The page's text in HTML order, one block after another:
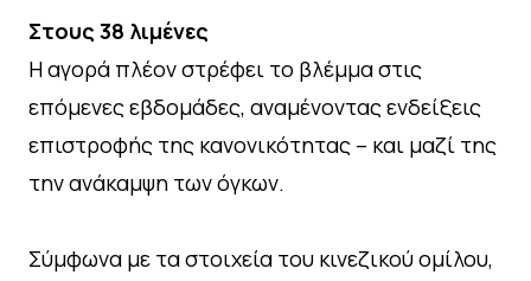
Στους 38 λιμένες
Η αγορά πλέον στρέφει το βλέμμα στις
επόμενες εβδομάδες, αναμένοντας ενδείξεις
επιστροφής της κανονικότητας – και μαζί της
την ανάκαμψη των όγκων.
Σύμφωνα με τα στοιχεία του κινεζικού ομίλου,